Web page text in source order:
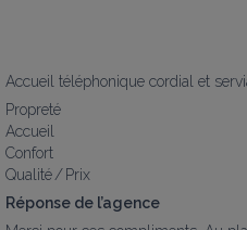
Accueil téléphonique cordial et
Propreté
Accueil
Confort
Qualité / Prix
Réponse de l’agence